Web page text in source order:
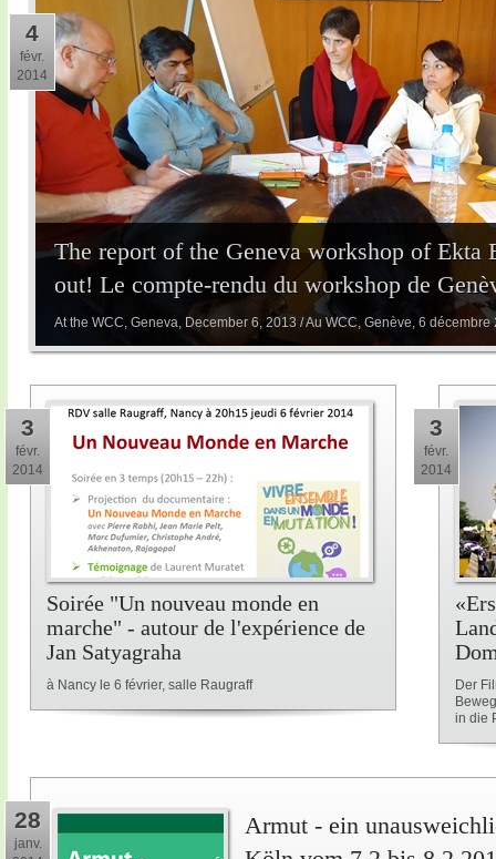
The report of the Geneva workshop of Ekta
out! Le compte-rendu du workshop de
At the WCC, Geneva, December 6, 2013 / Au WCC, Genève, 6 décembre
4
févr.
2014
Soirée "Un nouveau monde en
marche" - autour de l'expérience de
Jan Satyagraha
à Nancy le 6 février, salle Raugraff
3
févr.
2014
Der
in die
3
févr.
2014
28
janv.
Armut - ein